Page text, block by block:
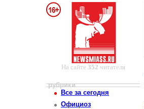
На сайте 352 читателя
рубрики
Все за сегодня
Официоз